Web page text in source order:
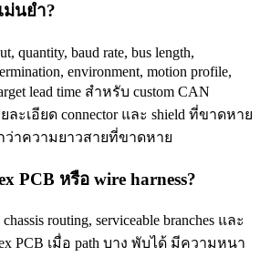
ม่นยำ?
quantity, baud rate, bus length,
environment, motion profile,
lead time สำหรับ custom CAN
ละเอียด connector และ shield ที่ขาดหาย
ว่าความยาวสายที่ขาดหาย
PCB หรือ wire harness?
routing, serviceable branches และ
PCB เมื่อ path บาง พับได้ มีความหนา